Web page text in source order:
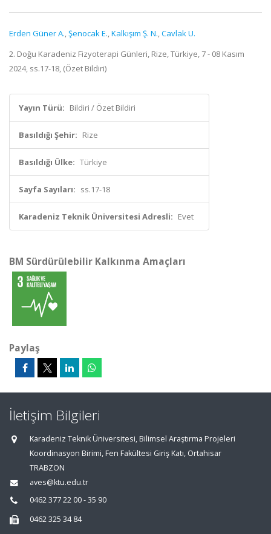
Erden Güner A.,Şenocak E.,Kalkışım Ş. N.,Cavlak U.
2. Doğu Karadeniz Fizyoterapi Günleri, Rize, Türkiye, 7 - 08 Kasım
2024, ss.17-18, (Özet Bildiri)
Yayın Türü: Bildiri / Özet Bildiri
Basıldığı Şehir: Rize
Basıldığı Ülke: Türkiye
Sayfa Sayıları: ss.17-18
Karadeniz Teknik Üniversitesi Adresli: Evet
BM Sürdürülebilir Kalkınma Amaçları
Paylaş
İletişim Bilgileri
Karadeniz Teknik Üniversitesi, Bilimsel Araştırma Projeleri
Koordinasyon Birimi, Fen Fakültesi Giriş Katı, Ortahisar
TRABZON
aves@ktu.edu.tr
0462 377 22 00 - 35 90
0462 325 34 84